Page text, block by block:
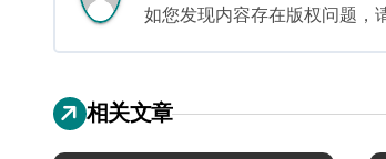
如您发现内容存在版权问题，
相关文章